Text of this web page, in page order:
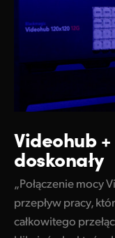
Videohub
doskonały
„Połączenie mocy
przepływ pracy,
całkowitego